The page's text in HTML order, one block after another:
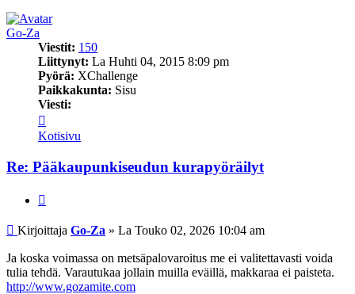
Go-Za
Viestit: 150
Liittynyt: La Huhti 04, 2015 8:09 pm
Pyörä: XChallenge
Paikkakunta: Sisu
Viesti:
Go-
Za
Kotisivu
Re: Pääkaupunkiseudun kurapyöräilyt
Viesti
Kirjoittaja Go-Za » La Touko 02, 2026 10:04 am
Ja koska voimassa on metsäpalovaroitus me ei valitettavasti voida
tulia tehdä. Varautukaa jollain muilla eväillä, makkaraa ei paisteta.
http://www.gozamite.com